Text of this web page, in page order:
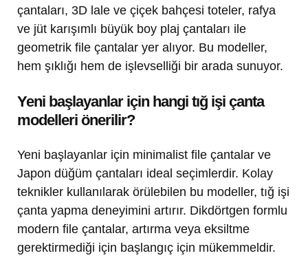
çantaları, 3D lale ve çiçek bahçesi toteler, rafya
ve jüt karışımlı büyük boy plaj çantaları ile
geometrik file çantalar yer alıyor. Bu modeller,
hem şıklığı hem de işlevselliği bir arada sunuyor.
Yeni başlayanlar için hangi tığ işi çanta
modelleri önerilir?
Yeni başlayanlar için minimalist file çantalar ve
Japon düğüm çantaları ideal seçimlerdir. Kolay
teknikler kullanılarak örülebilen bu modeller, tığ işi
çanta yapma deneyimini artırır. Dikdörtgen formlu
modern file çantalar, artırma veya eksiltme
gerektirmediği için başlangıç için mükemmeldir.